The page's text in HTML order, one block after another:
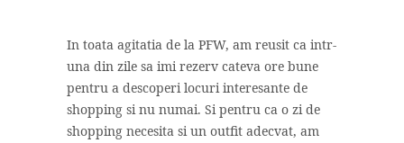
In toata agitatia de la PFW, am reusit ca intr-
una din zile sa imi rezerv cateva ore bune
pentru a descoperi locuri interesante de
shopping si nu numai. Si pentru ca o zi de
shopping necesita si un outfit adecvat, am